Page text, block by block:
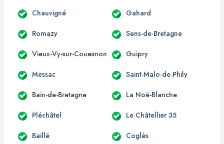
Chauvigné Gahard
Romazy Sens-de-Bretagne
Vieux-Vy-sur-Couesnon Guipry
Messac Saint-Malo-de-Phily
Bain-de-Bretagne La Noë-Blanche
Pléchâtel Le Châtellier 35
Baillé Coglès